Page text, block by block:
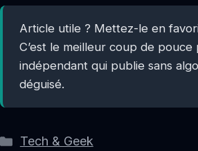
Article utile ? Mettez-le en
C’est le meilleur coup de
indépendant qui publie sans
déguisé.
Catégories
Tech & Geek